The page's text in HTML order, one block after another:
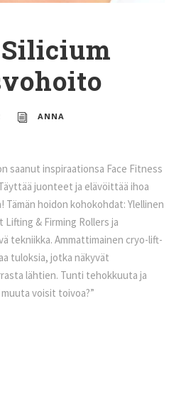
ANNA
saanut inspiraationsa Face Fitness
juonteet ja elävöittää ihoa
Tämän hoidon kohokohdat: Ylellinen
& Firming Rollers ja
tekniikka. Ammattimainen cryo-lift-
tuloksia, jotka näkyvät
lähtien. Tunti tehokkuuta ja
voisit toivoa?”